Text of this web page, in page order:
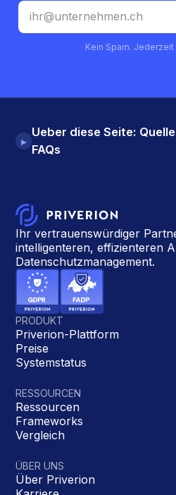
Kein Spam.
▸
Ueber diese Seite:
FAQs
Ihr vertrauenswürdiger
intelligenteren, effizienteren
Datenschutzmanagement.
PRODUKT
Priverion-Plattform
Preise
Systemstatus
RESSOURCEN
Ressourcen
Frameworks
Vergleich
ÜBER UNS
Über Priverion